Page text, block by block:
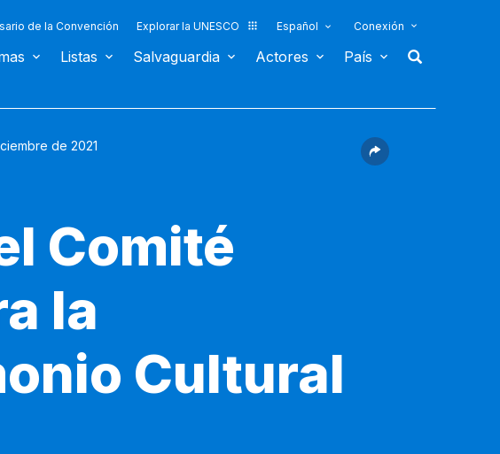
de la Convención Explorar la UNESCO Español Conexión
Listas Salvaguardia Actores País
de 2021
Comité
la
Cultural